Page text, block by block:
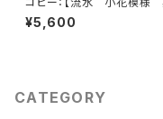
シルク 帯リメイク ミニサブバ
ク フォーマルバック】日常使
¥5,600
CATEGORY